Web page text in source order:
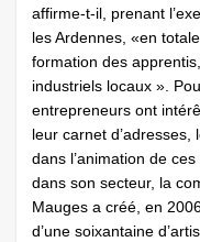
affirme-t-il, prenant
les Ardennes, «en
formation des
industriels locaux ».
entrepreneurs ont
leur carnet
dans l’animation de
dans son secteur, la
Mauges a créé, en
d’une soixantaine